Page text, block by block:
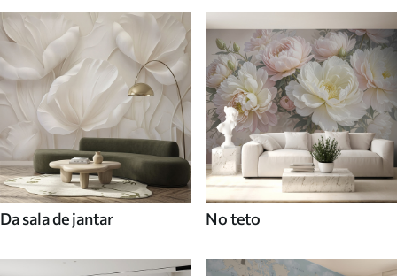
Da sala de jantar No teto